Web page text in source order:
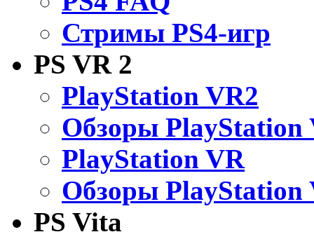
Стримы PS4-игр
PS VR 2
PlayStation VR2
Обзоры PlayStation
PlayStation VR
Обзоры PlayStation
PS Vita